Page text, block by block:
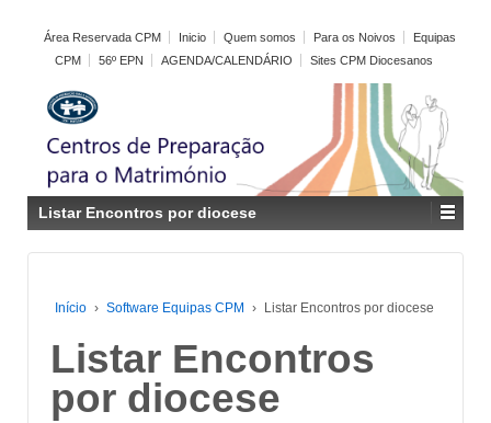
Área Reservada CPM Inicio Quem somos Para os Noivos
Equipas
CPM
56º EPN AGENDA/CALENDÁRIO Sites CPM Diocesanos
Listar Encontros por diocese
Início › Software Equipas CPM › Listar Encontros por diocese
Listar Encontros
por diocese